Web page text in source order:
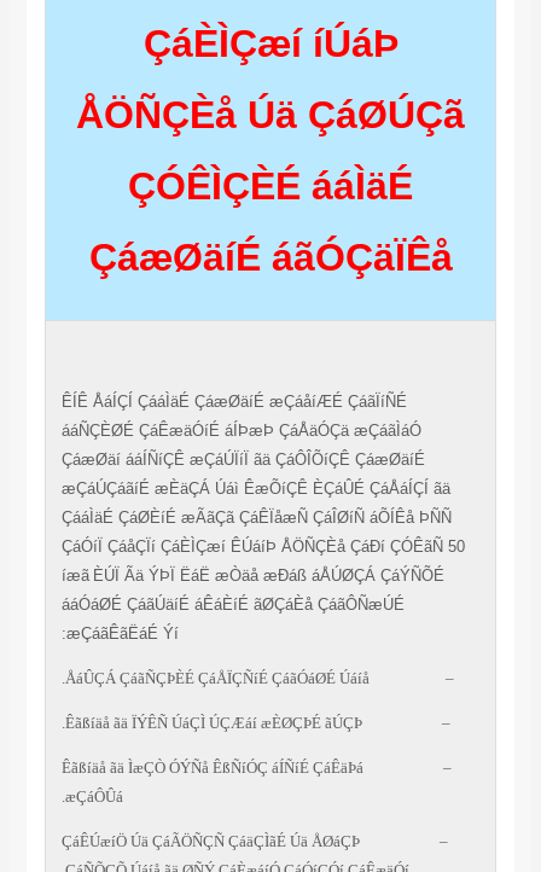
ÇáÈÌÇæí íÚáÞ
ÅÖÑÇÈå Úä ÇáØÚÇã
ÇÓÊÌÇÈÉ ááÌäÉ
ÇáæØäíÉ áãÓÇäÏÊå
ÊÍÊ ÅáÍÇÍ ÇááÌäÉ ÇáæØäíÉ æÇáåíÆÉ ÇáãÏíÑÉ
ááÑÇÈØÉ ÇáÊæäÓíÉ áÍÞæÞ ÇáÅäÓÇä æÇáãÌáÓ
ÇáæØäí ááÍÑíÇÊ æÇáÚÏíÏ ãä ÇáÔÎÕíÇÊ ÇáæØäíÉ
æÇáÚÇáãíÉ æÈäÇÁ Úáì ÊæÕíÇÊ ÈÇáÛÉ ÇáÅáÍÇÍ ãä
ÇááÌäÉ ÇáØÈíÉ æÃãÇã ÇáÊÏåæÑ ÇáÎØíÑ áÕÍÊå ÞÑÑ
ÇáÓíÏ ÇáåÇÏí ÇáÈÌÇæí ÊÚáíÞ ÅÖÑÇÈå ÇáÐí ÇÓÊãÑ 50
íæã ÈÚÏ Ãä ÝÞÏ ËáË æÒäå æÐáß áÅÚØÇÁ ÇáÝÑÕÉ
ááÓáØÉ ÇáãÚäíÉ áÊáÈíÉ ãØÇáÈå ÇáãÔÑæÚÉ
æÇáãÊãËáÉ Ýí:
ÅáÛÇÁ ÇáãÑÇÞÈÉ ÇáÅÏÇÑíÉ ÇáãÓáØÉ Úáíå.
Êãßíäå ãä ÏÝÊÑ ÚáÇÌ ÚÇÆáí æÈØÇÞÉ ãÚÇÞ.
Êãßíäå ãä ÌæÇÒ ÓÝÑå ÊßÑíÓÇ áÍÑíÉ ÇáÊäÞá
ÇáÊÚæíÖ Úä ÇáÃÖÑÇÑ ÇáäÇÌãÉ Úä ÅØáÇÞ